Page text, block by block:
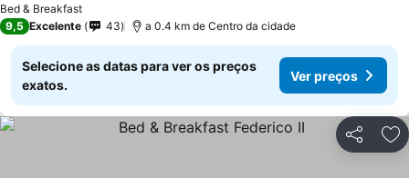
Bed & Breakfast
9,5 Excelente 43 a 0.4 km de Centro da cidade
Selecione as datas para ver os preços
exatos.
Ver preços
Partilhar